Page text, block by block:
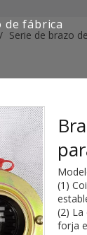
Hongyan
de fábrica
/ Serie de brazo
(1)
(2) La
forja